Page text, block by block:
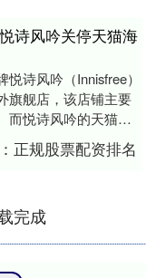
诗风吟关停天猫海
诗风吟（Innisfree）
旗舰店，该店铺主要
而悦诗风吟的天猫国
常运营，中国本土生
正规股票配资排名
完成